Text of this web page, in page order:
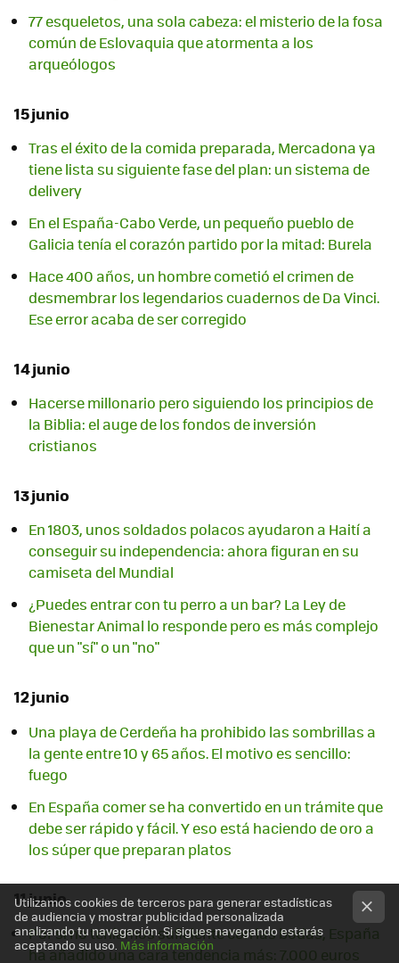
77 esqueletos, una sola cabeza: el misterio de la fosa
común de Eslovaquia que atormenta a los
arqueólogos
15 junio
Tras el éxito de la comida preparada, Mercadona ya
tiene lista su siguiente fase del plan: un sistema de
delivery
En el España-Cabo Verde, un pequeño pueblo de
Galicia tenía el corazón partido por la mitad: Burela
Hace 400 años, un hombre cometió el crimen de
desmembrar los legendarios cuadernos de Da Vinci.
Ese error acaba de ser corregido
14 junio
Hacerse millonario pero siguiendo los principios de
la Biblia: el auge de los fondos de inversión
cristianos
13 junio
En 1803, unos soldados polacos ayudaron a Haití a
conseguir su independencia: ahora figuran en su
camiseta del Mundial
¿Puedes entrar con tu perro a un bar? La Ley de
Bienestar Animal lo responde pero es más complejo
que un "sí" o un "no"
12 junio
Una playa de Cerdeña ha prohibido las sombrillas a
la gente entre 10 y 65 años. El motivo es sencillo:
fuego
En España comer se ha convertido en un trámite que
debe ser rápido y fácil. Y eso está haciendo de oro a
los súper que preparan platos
11 junio
Por si no teníamos suficiente con las bodas, España
ha añadido una cara tendencia más: 7.000 euros
Utilizamos cookies de terceros para generar estadísticas
de audiencia y mostrar publicidad personalizada
analizando tu navegación. Si sigues navegando estarás
aceptando su uso.Más información